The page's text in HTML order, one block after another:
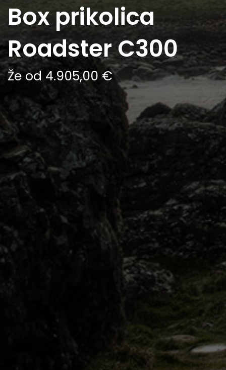
Box prikolica
Roadster C300
Že od 4.905,00 €